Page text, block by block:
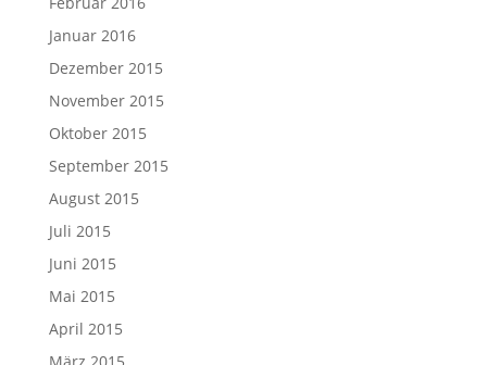
Januar 2016
Dezember 2015
November 2015
Oktober 2015
September 2015
August 2015
Juli 2015
Juni 2015
Mai 2015
April 2015